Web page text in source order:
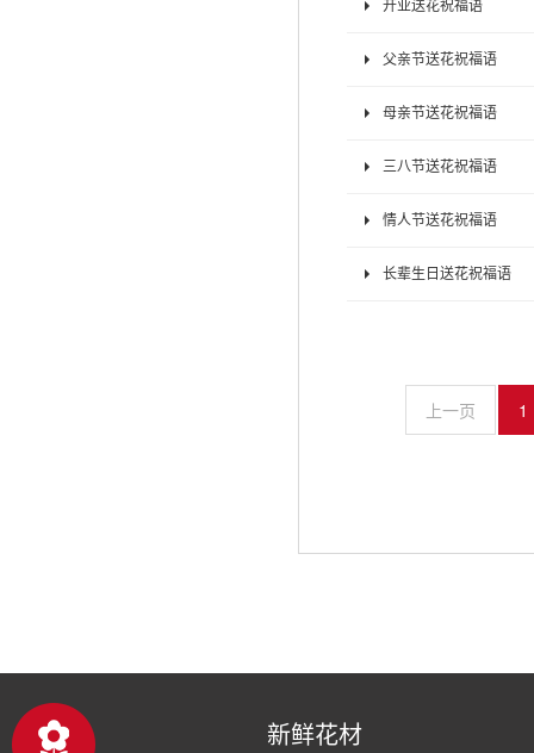
开业送花祝福语
父亲节送花祝福语
母亲节送花祝福语
三八节送花祝福语
情人节送花祝福语
长辈生日送花祝福语
上一页 1
新鲜花材